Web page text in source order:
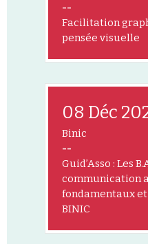
--
Facilitation
pensée visuelle
08 Déc
Binic
--
Guid’Asso : Les
communication
fondamentaux
BINIC